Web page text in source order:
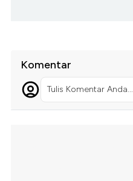
Komentar
Tulis Komentar Anda...